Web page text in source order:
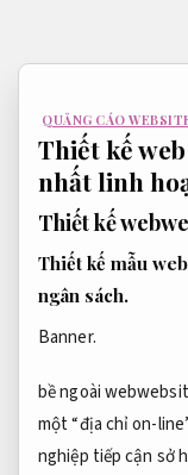
QUẢNG CÁO
Thiết kế
nhất linh
Thiết kế
Thiết kế mẫu
ngân sách.
Banner.
bề ngoài
một “địa chỉ on-
nghiệp tiếp cận sở